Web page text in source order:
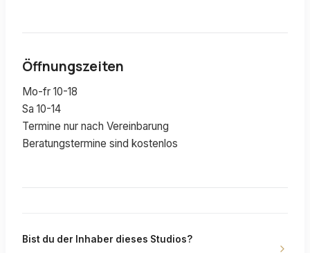
Öffnungszeiten
Mo-fr 10-18
Sa 10-14
Termine nur nach Vereinbarung
Beratungstermine sind kostenlos
Bist du der Inhaber dieses Studios?